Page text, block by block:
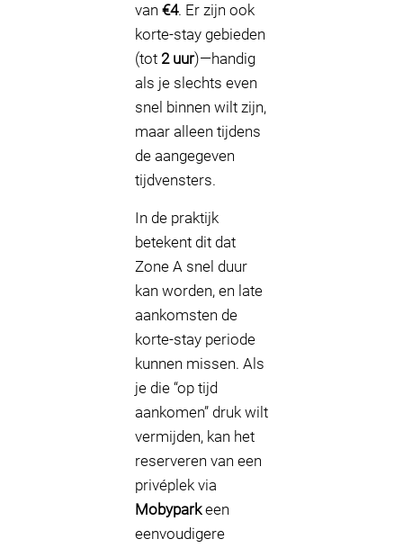
van €4. Er zijn ook
korte-stay gebieden
(tot 2 uur)—handig
als je slechts even
snel binnen wilt zijn,
maar alleen tijdens
de aangegeven
tijdvensters.
In de praktijk
betekent dit dat
Zone A snel duur
kan worden, en late
aankomsten de
korte-stay periode
kunnen missen. Als
je die “op tijd
aankomen” druk wilt
vermijden, kan het
reserveren van een
privéplek via
Mobyparkeen
eenvoudigere